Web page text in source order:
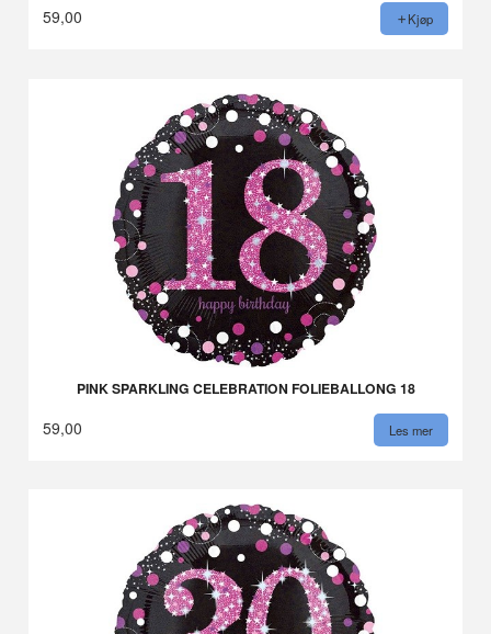
59,00 Kjøp
PINK SPARKLING CELEBRATION FOLIEBALLONG 18
59,00 Les mer